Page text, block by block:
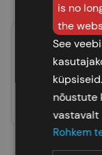
is no
the
See
nõustute
vastavalt
Rohkem